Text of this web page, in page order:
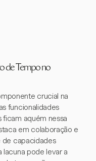
de Tempo no
crucial na
funcionalidades
ficam aquém nessa
em colaboração e
de capacidades
lacuna pode levar a